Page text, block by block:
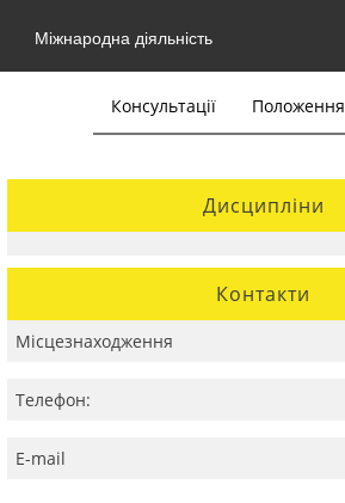
Міжнародна діяльність
Консультації Положення
Дисципліни
Контакти
Місцезнаходження
Телефон:
E-mail